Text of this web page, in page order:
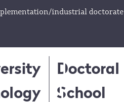
industrial doctorate
Doctoral
School